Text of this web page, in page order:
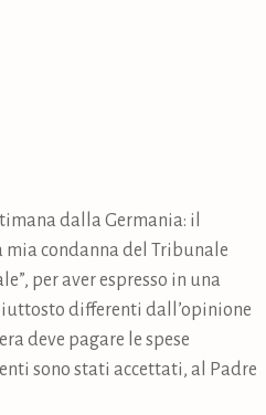
dalla Germania: il
mia condanna del Tribunale
per aver espresso in una
differenti dall’opinione
deve pagare le spese
sono stati accettati, al Padre